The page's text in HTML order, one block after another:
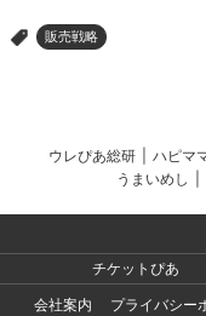
> 販売戦略
ウレぴあ総研 ハピマ
うまいめし
チケットぴあ
会社案内
プライバシー